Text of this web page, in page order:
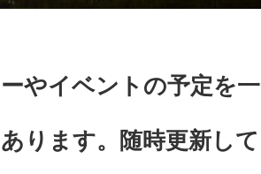
やイベントの予定を一
ります。随時更新して